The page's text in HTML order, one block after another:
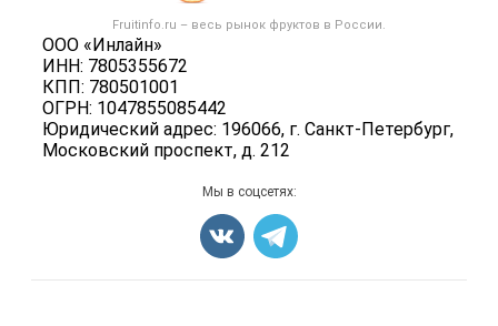
Fruitinfo.ru – весь рынок фруктов в России.
ООО «Инлайн»
ИНН: 7805355672
КПП: 780501001
ОГРН: 1047855085442
Юридический адрес: 196066, г. Санкт-Петербург,
Московский проспект, д. 212
Контактная информация
Политика обработки персональных данных
Фрукты
Грибы
Оборудование
Карта объявлений
Мы в соцсетях: